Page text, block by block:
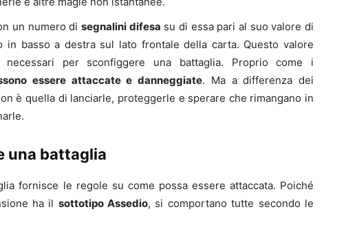
un numero di segnalini difesa su di essa pari al suo valore di
in basso a destra sul lato frontale della carta. Questo valore
necessari per sconfiggere una battaglia. Proprio come i
essere attaccate e danneggiate. Ma a differenza dei
è quella di lanciarle, proteggerle e sperare che rimangano in
una battaglia
fornisce le regole su come possa essere attaccata. Poiché
ha il sottotipo Assedio, si comportano tutte secondo le